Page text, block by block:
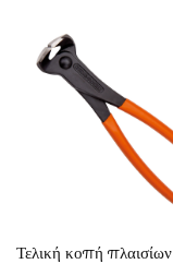
Τελική κοπή